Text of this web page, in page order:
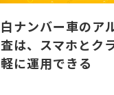
白ナンバー車のア
査は、スマホとク
軽に運用できる